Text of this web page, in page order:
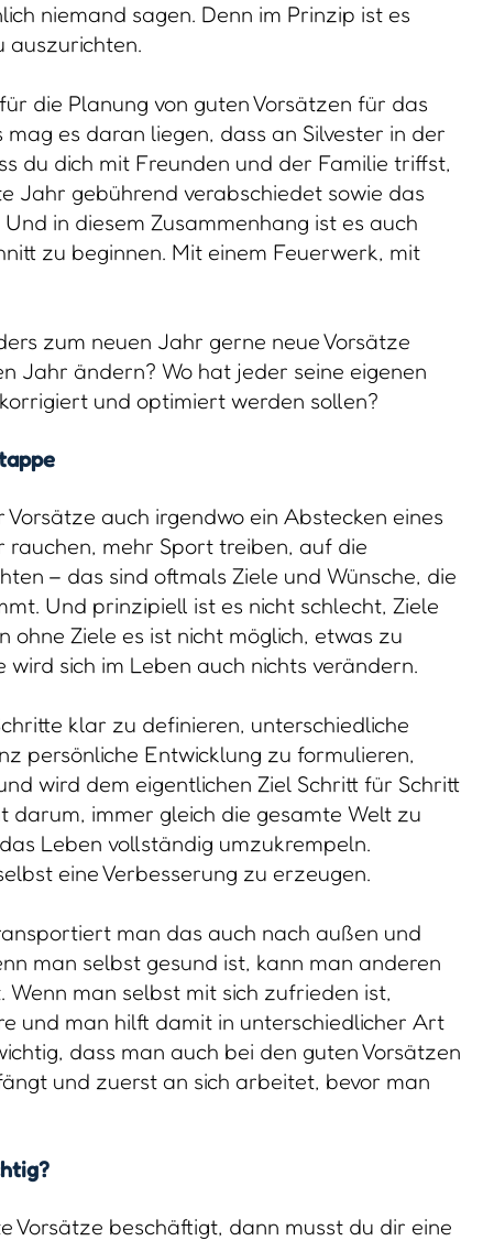
niemand sagen. Denn im Prinzip ist es
auszurichten.
die Planung von guten Vorsätzen für das
es daran liegen, dass an Silvester in der
du dich mit Freunden und der Familie triffst,
Jahr gebührend verabschiedet sowie das
in diesem Zusammenhang ist es auch
zu beginnen. Mit einem Feuerwerk, mit
zum neuen Jahr gerne neue Vorsätze
Jahr ändern? Wo hat jeder seine eigenen
und optimiert werden sollen?
auch irgendwo ein Abstecken eines
rauchen, mehr Sport treiben, auf die
– das sind oftmals Ziele und Wünsche, die
Und prinzipiell ist es nicht schlecht, Ziele
ohne Ziele es ist nicht möglich, etwas zu
wird sich im Leben auch nichts verändern.
klar zu definieren, unterschiedliche
persönliche Entwicklung zu formulieren,
wird dem eigentlichen Ziel Schritt für Schritt
darum, immer gleich die gesamte Welt zu
Leben vollständig umzukrempeln.
eine Verbesserung zu erzeugen.
man das auch nach außen und
man selbst gesund ist, kann man anderen
man selbst mit sich zufrieden ist,
und man hilft damit in unterschiedlicher Art
dass man auch bei den guten Vorsätzen
und zuerst an sich arbeitet, bevor man
Vorsätze beschäftigt, dann musst du dir eine